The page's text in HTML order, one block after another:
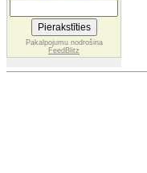
Pakalpojumu nodrošina
FeedBlitz